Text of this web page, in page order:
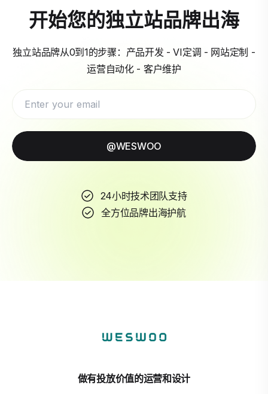
开始您的独立站品牌出海
独立站品牌从0到1的步骤：产品开发 - VI定调 - 网站定制 -
运营自动化 - 客户维护
@WESWOO
24小时技术团队支持
全方位品牌出海护航
做有投放价值的运营和设计